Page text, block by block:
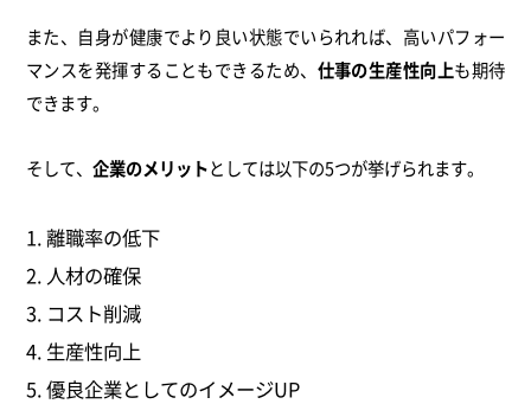
また、自身が健康でより良い状態でいられれば、高いパフォー
マンスを発揮することもできるため、 仕事の生産性向上も期待
できます。
そして、 企業のメリットとしては以下の5つが挙げられます。
離職率の低下
人材の確保
コスト削減
生産性向上
優良企業としてのイメージUP